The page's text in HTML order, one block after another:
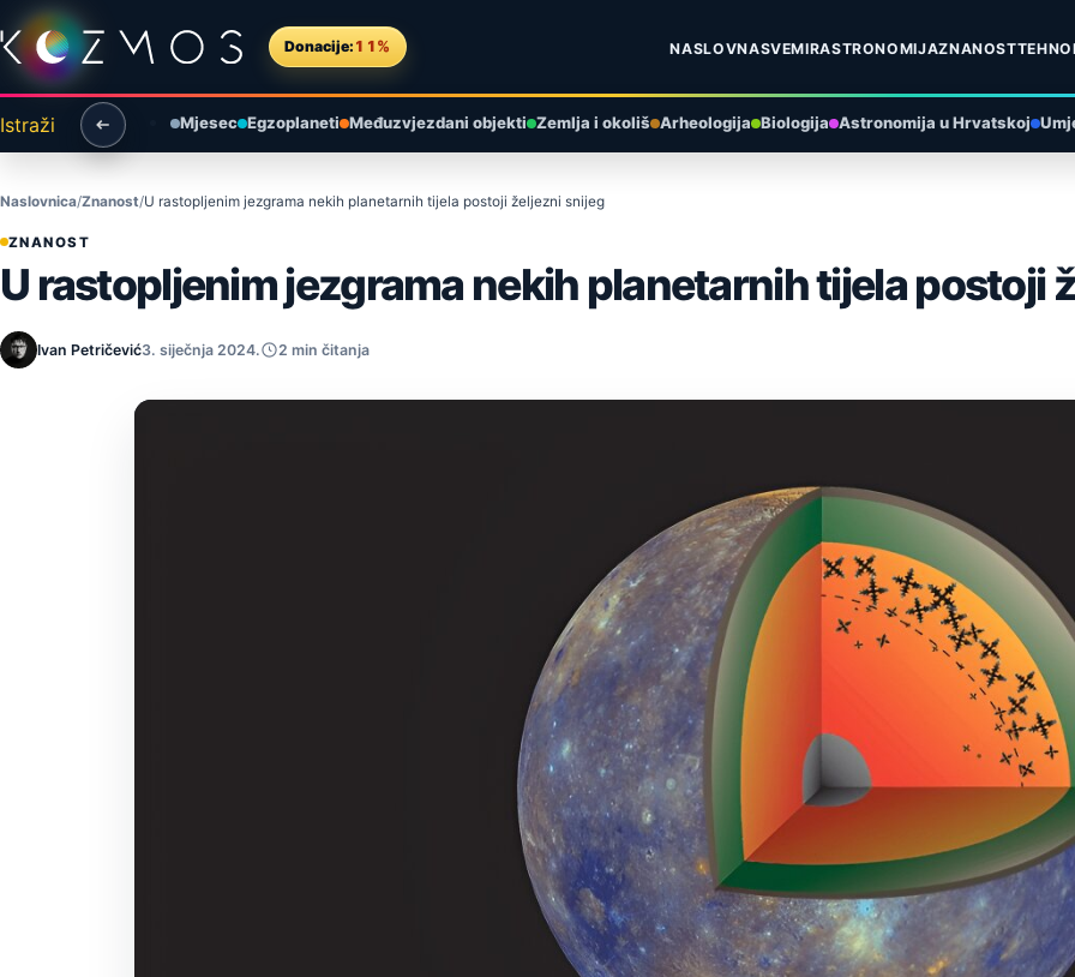
Preskoči na sadržaj
Donacije: 11% NASLOVNASVEMIRASTRONOMIJAZNANOST
Istraži Mjesec Egzoplaneti Međuzvjezdani objekti Zemlja i okoliš Arheologija Biologija Astronomija u Hrvatskoj
Naslovnica Znanost U rastopljenim jezgrama nekih planetarnih tijela postoji željezni snijeg
ZNANOST
U rastopljenim jezgrama nekih planetarnih tijela postoji
Ivan Petričević3. siječnja 2024. 2 min čitanja